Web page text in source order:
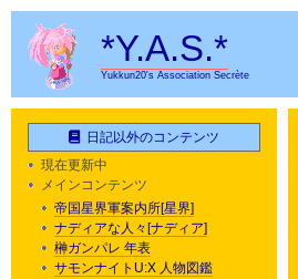
*Y.A.S.*
Yukkun20's Association Secrète
日記以外のコンテンツ
現在更新中
メインコンテンツ
帝国星界軍案内所[星界]
ナディアな人々[ナディア]
榊ガンパレ 年表
サモンナイトU:X 人物図鑑